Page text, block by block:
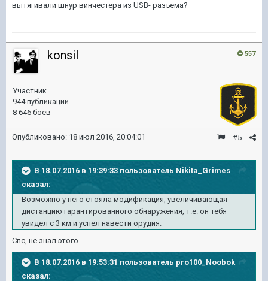
вытягивали шнур винчестера из USB- разъема?
557
konsil
Участник
944 публикации
8 646 боёв
#5
Опубликовано: 18 июл 2016, 20:04:01
В 18.07.2016 в 19:39:33 пользователь Nikita_Grimes
сказал:
Возможно у него стояла модификация, увеличивающая
дистанцию гарантированного обнаружения, т.е. он тебя
увидел с 3 км и успел навести орудия.
Спс, не знал этого
В 18.07.2016 в 19:53:31 пользователь pro100_Noobok
сказал: